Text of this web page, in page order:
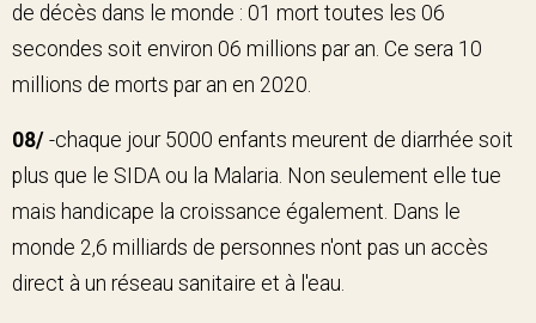
de décès dans le monde : 01 mort toutes les 06
secondes soit environ 06 millions par an. Ce sera 10
millions de morts par an en 2020.
08/ -chaque jour 5000 enfants meurent de diarrhée soit
plus que le SIDA ou la Malaria. Non seulement elle tue
mais handicape la croissance également. Dans le
monde 2,6 milliards de personnes n'ont pas un accès
direct à un réseau sanitaire et à l'eau.